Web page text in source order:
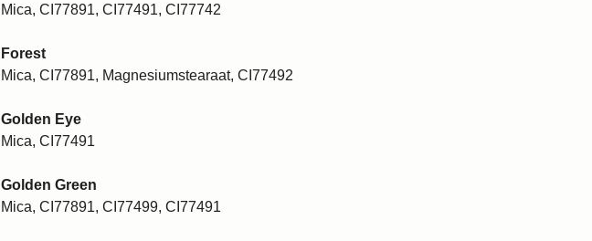
Mica, CI77891, CI77491, CI77742
Forest
Mica, CI77891, Magnesiumstearaat, CI77492
Golden Eye
Mica, CI77491
Golden Green
Mica, CI77891, CI77499, CI77491